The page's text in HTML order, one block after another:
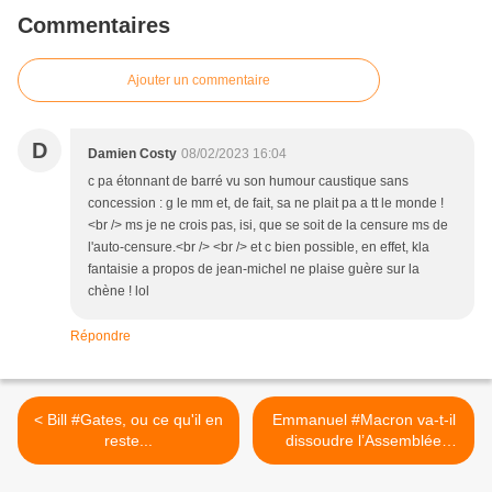
Commentaires
Ajouter un commentaire
D Damien Costy 08/02/2023 16:04
c pa étonnant de barré vu son humour caustique sans
concession : g le mm et, de fait, sa ne plait pa a tt le monde !
<br /> ms je ne crois pas, isi, que se soit de la censure ms de
l'auto-censure.<br /> <br /> et c bien possible, en effet, kla
fantaisie a propos de jean-michel ne plaise guère sur la
chène ! lol
Répondre
< Bill #Gates, ou ce qu'il en
reste...
Emmanuel #Macron va-t-il
dissoudre l’Assemblée
nationale ? >